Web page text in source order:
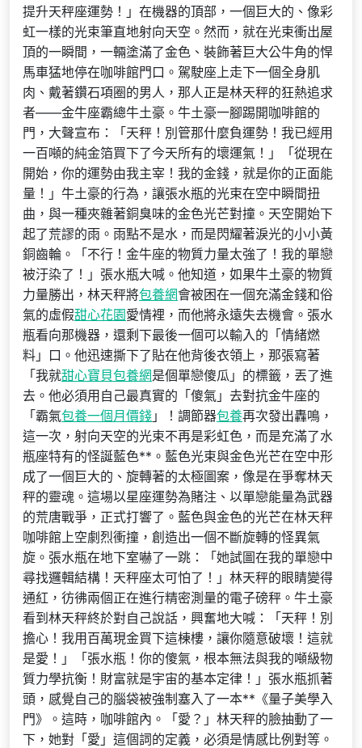
提升天秤座運勢！」在機器的頂部，一個巨大的、像彩
虹一樣的光束筆直地射向天空。然而，就在光束衝出屋
頂的一瞬間，一輛塗滿了金色、裝飾著巨大公牛角的悍
馬車猛地停在咖啡館門口。駕駛座上走下一個全身肌
肉、戴著鑽石項圈的男人，那人正是林天秤的狂熱追求
者——金牛座霸總牛土豪。牛土豪一腳踢開咖啡館的
門，大聲宣布：「天秤！別管那什麼負運勢！我已經用
一百噸的純金箔買下了今天所有的壞運氣！」「從現在
開始，你的運勢由我主宰！我的金錢，就是你的正面能
量！」牛土豪的行為，讓張水瓶的光束在空中瞬間扭
曲，與一種夾雜著銅臭味的金色光芒對撞。天空開始下
起了荒謬的雨。雨點不是水，而是閃耀著淚光的小小黃
銅齒輪。「不行！金牛座的物質力量太強了！我的單戀
被汙染了！」張水瓶大喊。他知道，如果牛土豪的物質
力量勝出，林天秤將包養網會被困在一個充滿金錢和俗
氣的虛假甜心花園愛情裡，而他將永遠失去機會。張水
瓶看向那機器，還剩下最後一個可以輸入的「情緒燃
料」口。他迅速撕下了貼在他背後衣領上，那張寫著
「我就甜心寶貝包養網是個單戀傻瓜」的標籤，丟了進
去。他必須用自己最真實的「傻氣」去對抗金牛座的
「霸氣包養一個月價錢 」！調節器包養再次發出轟鳴，
這一次，射向天空的光束不再是彩虹色，而是充滿了水
瓶座特有的怪誕藍色**。藍色光束與金色光芒在空中形
成了一個巨大的、旋轉著的太極圖案，像是在爭奪林天
秤的靈魂。這場以星座運勢為賭注、以單戀能量為武器
的荒唐戰爭，正式打響了。藍色與金色的光芒在林天秤
咖啡館上空劇烈衝撞，創造出一個不斷旋轉的怪異氣
旋。張水瓶在地下室嚇了一跳：「她試圖在我的單戀中
尋找邏輯結構！天秤座太可怕了！」林天秤的眼睛變得
通紅，彷彿兩個正在進行精密測量的電子磅秤。牛土豪
看到林天秤終於對自己說話，興奮地大喊：「天秤！別
擔心！我用百萬現金買下這棟樓，讓你隨意破壞！這就
是愛！」「張水瓶！你的傻氣，根本無法與我的噸級物
質力學抗衡！財富就是宇宙的基本定律！」張水瓶抓著
頭，感覺自己的腦袋被強制塞入了一本**《量子美學入
門》。這時，咖啡館內。「愛？」林天秤的臉抽動了一
下，她對「愛」這個詞的定義，必須是情感比例對等。